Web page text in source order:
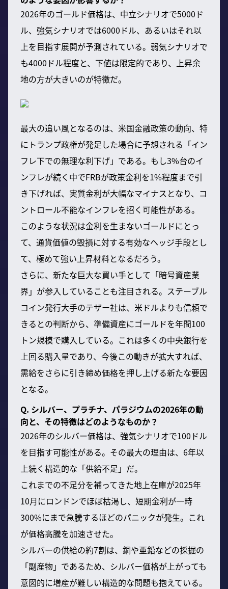
2026年のゴールド価格は、中立シナリオで5000ド
ル、強気シナリオでは6000ドル、あるいはそれ以
上を目指す展開が予測されている。弱気シナリオで
も4000ドル程度と、下値は限定的であり、上昇余
地の方が大きいのが特徴だ。
最大の追い風となるのは、米国金融政策の動向、特
にトランプ政権が発足した場合に予想される「イン
フレ下での無理な利下げ」である。もし3%台のイ
ンフレが続く中でFRBが政策金利を1%程度まで引
き下げれば、実質金利が大幅なマイナスとなり、コ
ントロール不能なインフレを招く可能性がある。
このような状況は金利を生まないゴールドにとっ
て、通貨価値の毀損に対する有効なヘッジ手段とし
て、極めて強い上昇材料となるだろう。
さらに、新たな巨大な買い手として「暗号資産業
界」が参入していることも注目される。ステーブル
コイン発行大手のテザー社は、米ドルよりも信頼で
きるとの判断から、準備資産にゴールドを年間100
トン規模で購入している。これは多くの中央銀行を
上回る購入量であり、今後この動きが拡大すれば、
需給をさらに引き締め価格を押し上げる新たな要因
となる。
Q. シルバー、プラチナ、パラジウムの2026年の動
向と、その特徴はどのようなものか？
2026年のシルバー価格は、強気シナリオで100ドル
を目指す可能性がある。その最大の理由は、6年以
上続く構造的な「供給不足」だ。
これまでの不足分を補ってきた地上在庫が2025年
10月にロンドンでほぼ枯渇し、短期金利が一時
300%にまで急騰するほどのパニックが発生。これ
が価格高騰を加速させた。
シルバーの供給の約7割は、銅や亜鉛などの採掘の
「副産物」であるため、シルバー価格が上がっても
意図的に増産が難しい構造的な問題も抱えている。